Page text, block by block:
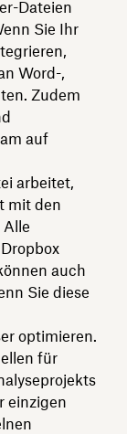
Dateien
Sie Ihr
Word-,
Zudem
auf
arbeitet,
mit den
Alle
auch
Sie diese
optimieren.
für
einzigen